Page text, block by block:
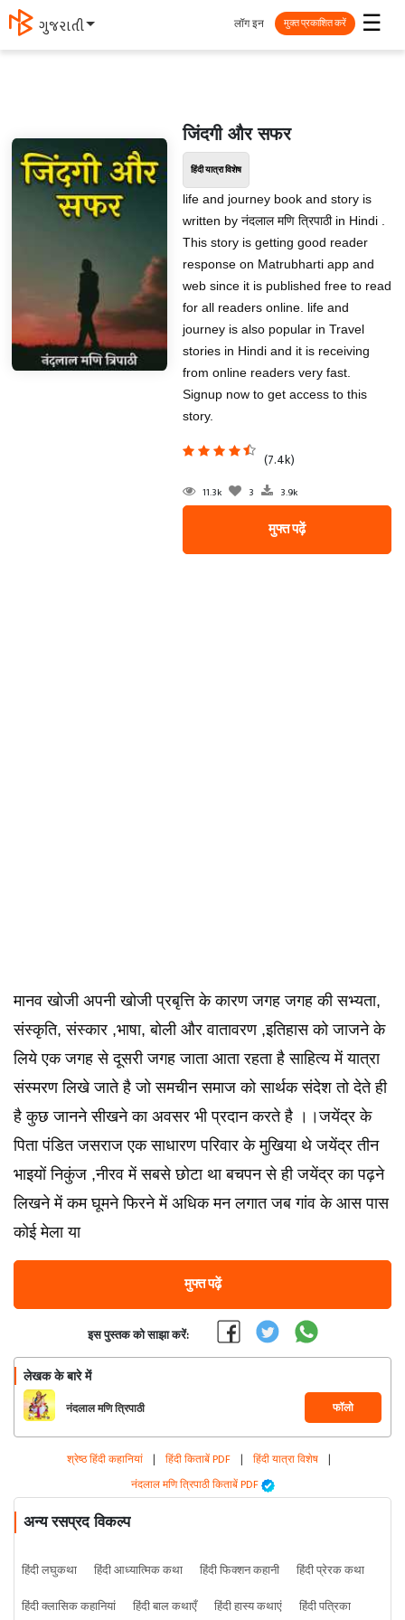
मराठी ☰
लॉग इन मुक्त प्रकाशित करें
जिंदगी और सफर
हिंदी यात्रा विशेष
life and journey book and story is
written by नंदलाल मणि त्रिपाठी in Hindi .
This story is getting good reader
response on Matrubharti app and
web since it is published free to read
for all readers online. life and
journey is also popular in Travel
stories in Hindi and it is receiving
from online readers very fast.
Signup now to get access to this
story.
(7.4k)
11.3k 3 3.9k
मुफ्त पढ़ें
मानव खोजी अपनी खोजी प्रबृत्ति के कारण जगह जगह की सभ्यता,
संस्कृति, संस्कार ,भाषा, बोली और वातावरण ,इतिहास को जाजने के
लिये एक जगह से दूसरी जगह जाता आता रहता है साहित्य में यात्रा
संस्मरण लिखे जाते है जो समचीन समाज को सार्थक संदेश तो देते ही
है कुछ जानने सीखने का अवसर भी प्रदान करते है ।।जयेंद्र के
पिता पंडित जसराज एक साधारण परिवार के मुखिया थे जयेंद्र तीन
भाइयों निकुंज ,नीरव में सबसे छोटा था बचपन से ही जयेंद्र का पढ़ने
लिखने में कम घूमने फिरने में अधिक मन लगात जब गांव के आस पास
कोई मेला या
मुफ्त पढ़ें
इस पुस्तक को साझा करें:
लेखक के बारे में
नंदलाल मणि त्रिपाठी फॉलो
श्रेष्ठ हिंदी कहानियां | हिंदी किताबें PDF | हिंदी यात्रा विशेष |
नंदलाल मणि त्रिपाठी किताबें PDF
अन्य रसप्रद विकल्प
हिंदी लघुकथा हिंदी आध्यात्मिक कथा हिंदी फिक्शन कहानी
हिंदी प्रेरक कथा
हिंदी क्लासिक कहानियां
हिंदी बाल कथाएँ हिंदी हास्य कथाएं हिंदी पत्रिका